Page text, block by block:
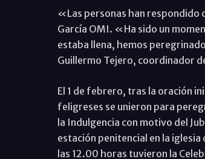
«Las personas han respondido
García OMI. «Ha sido un
estaba llena, hemos
Guillermo Tejero, coordinador
El 1 de febrero, tras la oración
feligreses se unieron para
la Indulgencia con motivo del
estación penitencial en la
las 12.00 horas tuvieron la